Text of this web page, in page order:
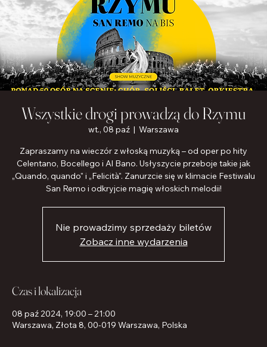
Wszystkie drogi prowadzą do Rzymu
wt., 08 paź
  |
Warszawa
Zapraszamy na wieczór z włoską muzyką – od oper po hity
Celentano, Bocellego i Al Bano. Usłyszycie przeboje takie jak
„Quando, quando" i „Felicità". Zanurzcie się w klimacie Festiwalu
San Remo i odkryjcie magię włoskich melodii!
Nie prowadzimy sprzedaży biletów
Zobacz inne wydarzenia
Czas i lokalizacja
08 paź 2024, 19:00 – 21:00
Warszawa, Złota 8, 00-019 Warszawa, Polska